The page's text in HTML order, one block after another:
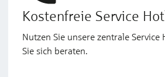
Kostenfreie Service
Nutzen Sie unsere zentrale Service
Sie sich beraten.